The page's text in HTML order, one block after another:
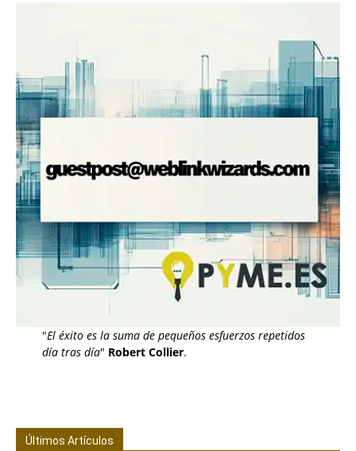
"El éxito es la suma de pequeños esfuerzos repetidos
día tras día" Robert Collier.
Últimos Artículos